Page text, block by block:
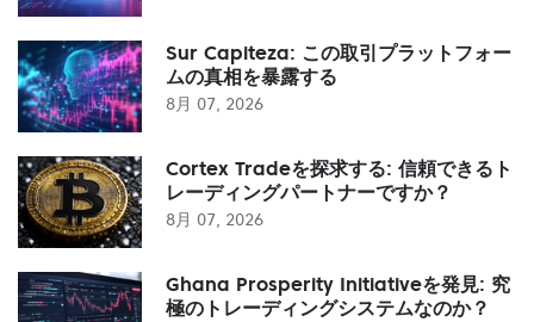
Sur Capiteza: この取引プラットフォー
ムの真相を暴露する
8月 07, 2026
Cortex Tradeを探求する: 信頼できるト
レーディングパートナーですか？
8月 07, 2026
Ghana Prosperity Initiativeを発見: 究
極のトレーディングシステムなのか？